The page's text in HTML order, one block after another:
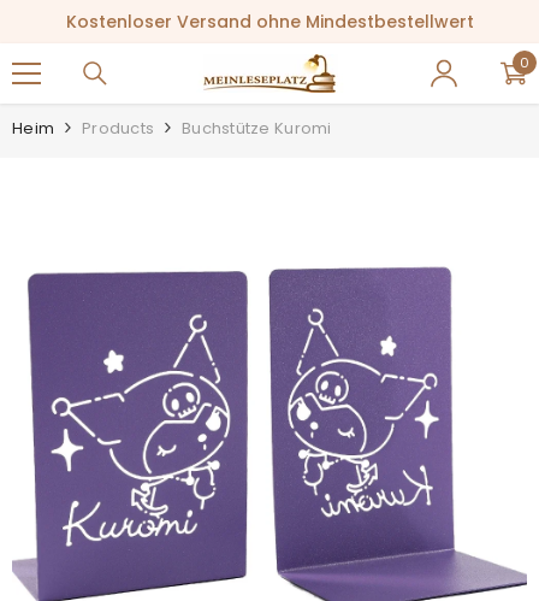
Kostenloser Versand ohne Mindestbestellwert
0
0
Heim Products Buchstütze Kuromi